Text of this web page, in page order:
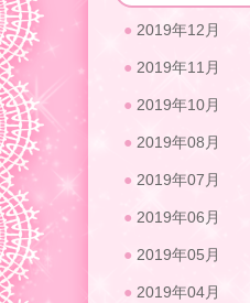
2019年12月
2019年11月
2019年10月
2019年08月
2019年07月
2019年06月
2019年05月
2019年04月